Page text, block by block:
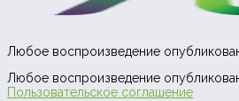
Любое воспроизведение
Любое воспроизведение
Пользовательское соглашение